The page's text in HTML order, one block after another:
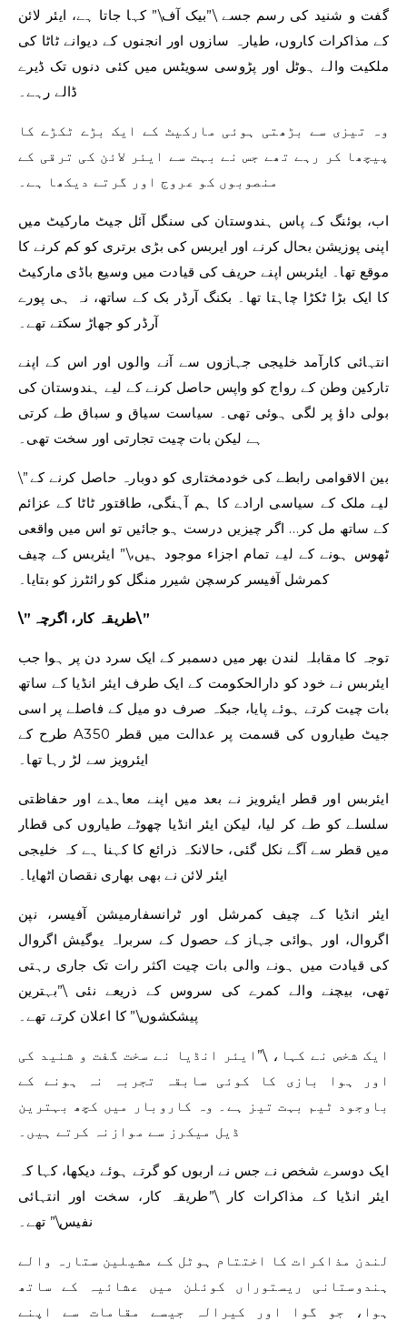
گفت و شنید کی رسم جسے \”بیک آف\” کہا جاتا ہے، ایئر لائن
کے مذاکرات کاروں، طیارہ سازوں اور انجنوں کے دیوانے ٹاٹا کی
ملکیت والے ہوٹل اور پڑوسی سویٹس میں کئی دنوں تک ڈیرے
ڈالے رہے۔
وہ تیزی سے بڑھتی ہوئی مارکیٹ کے ایک بڑے ٹکڑے کا
پیچھا کر رہے تھے جس نے بہت سے ایئر لائن کی ترقی کے
منصوبوں کو عروج اور گرتے دیکھا ہے۔
اب، بوئنگ کے پاس ہندوستان کی سنگل آئل جیٹ مارکیٹ میں
اپنی پوزیشن بحال کرنے اور ایربس کی بڑی برتری کو کم کرنے کا
موقع تھا۔ ایئربس اپنے حریف کی قیادت میں وسیع باڈی مارکیٹ
کا ایک بڑا ٹکڑا چاہتا تھا۔ بکنگ آرڈر بک کے ساتھ، نہ ہی پورے
آرڈر کو جھاڑ سکتے تھے۔
انتہائی کارآمد خلیجی جہازوں سے آنے والوں اور اس کے اپنے
تارکین وطن کے رواج کو واپس حاصل کرنے کے لیے ہندوستان کی
بولی داؤ پر لگی ہوئی تھی۔ سیاست سیاق و سباق طے کرتی
ہے لیکن بات چیت تجارتی اور سخت تھی۔
\”بین الاقوامی رابطے کی خودمختاری کو دوبارہ حاصل کرنے کے
لیے ملک کے سیاسی ارادے کا ہم آہنگی، طاقتور ٹاٹا کے عزائم
کے ساتھ مل کر… اگر چیزیں درست ہو جائیں تو اس میں واقعی
ٹھوس ہونے کے لیے تمام اجزاء موجود ہیں،\” ایئربس کے چیف
کمرشل آفیسر کرسچن شیرر منگل کو رائٹرز کو بتایا۔
\”طریقہ کار، اگرچہ\”
توجہ کا مقابلہ لندن بھر میں دسمبر کے ایک سرد دن پر ہوا جب
ایئربس نے خود کو دارالحکومت کے ایک طرف ایئر انڈیا کے ساتھ
بات چیت کرتے ہوئے پایا، جبکہ صرف دو میل کے فاصلے پر اسی
طرح کے A350 جیٹ طیاروں کی قسمت پر عدالت میں قطر
ایئرویز سے لڑ رہا تھا۔
ایئربس اور قطر ایئرویز نے بعد میں اپنے معاہدے اور حفاظتی
سلسلے کو طے کر لیا، لیکن ایئر انڈیا چھوٹے طیاروں کی قطار
میں قطر سے آگے نکل گئی، حالانکہ ذرائع کا کہنا ہے کہ خلیجی
ایئر لائن نے بھی بھاری نقصان اٹھایا۔
ایئر انڈیا کے چیف کمرشل اور ٹرانسفارمیشن آفیسر، نپن
اگروال، اور ہوائی جہاز کے حصول کے سربراہ یوگیش اگروال
کی قیادت میں ہونے والی بات چیت اکثر رات تک جاری رہتی
تھی، بیچنے والے کمرے کی سروس کے ذریعے نئی \”بہترین
پیشکشوں\” کا اعلان کرتے تھے۔
ایک شخص نے کہا، \”ایئر انڈیا نے سخت گفت و شنید کی
اور ہوا بازی کا کوئی سابقہ ​​تجربہ نہ ہونے کے
باوجود ٹیم بہت تیز ہے۔ وہ کاروبار میں کچھ بہترین
ڈیل میکرز سے موازنہ کرتے ہیں۔
ایک دوسرے شخص نے جس نے اربوں کو گرتے ہوئے دیکھا، کہا کہ
ایئر انڈیا کے مذاکرات کار \”طریقہ کار، سخت اور انتہائی
نفیس\” تھے۔
لندن مذاکرات کا اختتام ہوٹل کے مشیلین ستارہ والے
ہندوستانی ریستوراں کوئلن میں عشائیہ کے ساتھ
ہوا، جو گوا اور کیرالہ جیسے مقامات سے اپنے